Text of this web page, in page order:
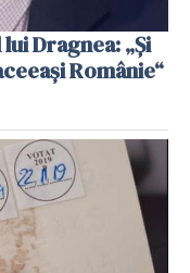
Dragnea: „Și
Românie“